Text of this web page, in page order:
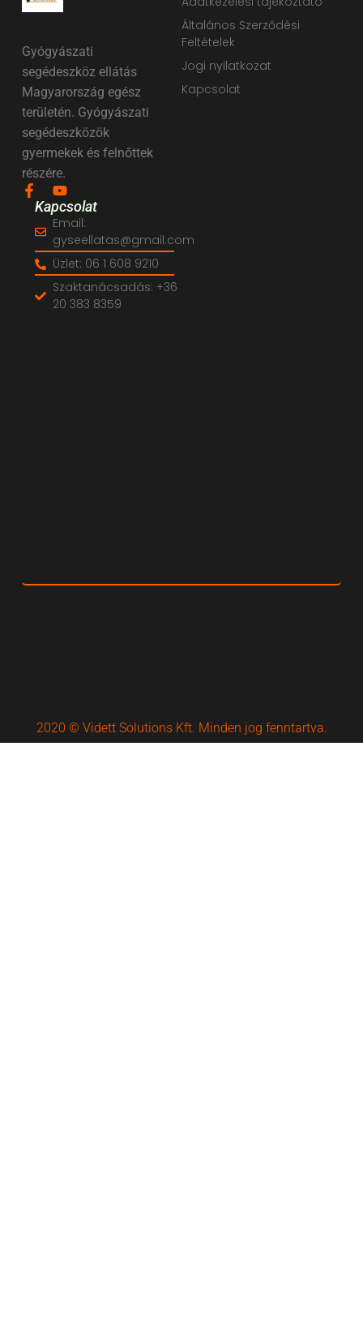
Gyógyászati
segédeszköz ellátás
Magyarország egész
területén. Gyógyászati
segédeszközök
gyermekek és felnőttek
részére.
Általános Szerződési
Feltételek
Jogi nyilatkozat
Kapcsolat
Kapcsolat
Email:
gyseellatas@gmail.com
Üzlet: 06 1 608 9210
Szaktanácsadás: +36
20 383 8359
2020 © Vidett Solutions Kft. Minden jog fenntartva.